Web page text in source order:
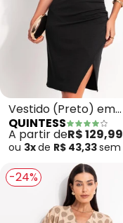
Vestido (Preto) em
Malha Texturizada
QUINTESS
A partir deR$ 129,99
ou 3xde R$ 43,33sem
-24%